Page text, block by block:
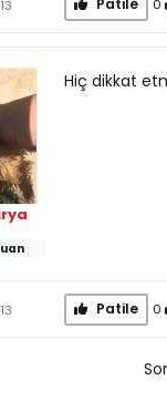
Patile 0
Hiç dikkat
Patile 0